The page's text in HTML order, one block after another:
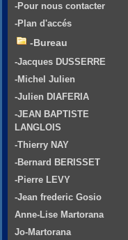
-Pour nous contacter
-Plan d'accés
-Bureau
-Jacques DUSSERRE
-Michel Julien
-Julien DIAFERIA
-JEAN BAPTISTE
LANGLOIS
-Thierry NAY
-Bernard BERISSET
-Pierre LEVY
-Jean frederic Gosio
Anne-Lise Martorana
Jo-Martorana